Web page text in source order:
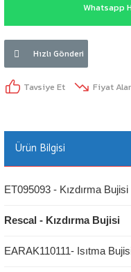
Whatsapp
Hızlı Gönderi
Tavsiye Et Fiyat
Ürün Bilgisi
ET095093 - Kızdırma Bujisi
Rescal - Kızdırma Bujisi
EARAK110111- Isıtma